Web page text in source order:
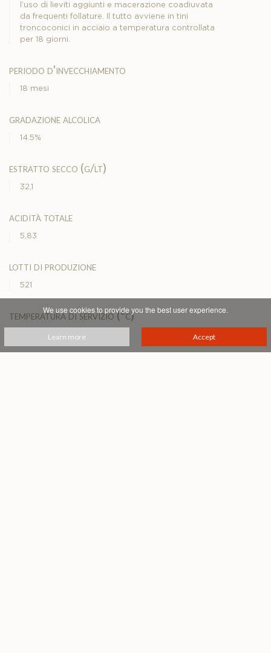
l’uso di lieviti aggiunti e macerazione coadiuvata
da frequenti follature. Il tutto avviene in tini
troncoconici in acciaio a temperatura controllata
per 18 giorni.
periodo d'invecchiamento
18 mesi
gradazione alcolica
14.5%
estratto secco (g/lt)
32,1
acidità totale
5,83
lotti di produzione
521
temperatura di servizio (°c)
We use cookies to provide you the best user experience.
Learn more Accept